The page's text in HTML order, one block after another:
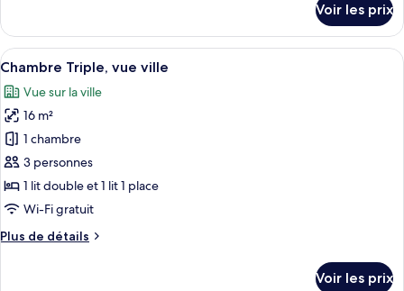
Window
chambre :
Double
Or
Twin
Room
le
type
de
Double
Or
Twin
Room
Voir les prix
Afficher
toutes
les
photos
pour
ce
type
de
chambre :
Chambre
Une chambre d’hôtel moderne
7
Chambre Triple, vue ville
Vue sur la ville
16 m²
1 chambre
3 personnes
1 lit double et 1 lit 1 place
Wi-Fi gratuit
Plus de détails
Plus
Voir les prix